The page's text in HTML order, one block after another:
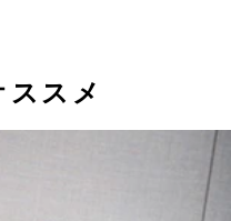
ススメ